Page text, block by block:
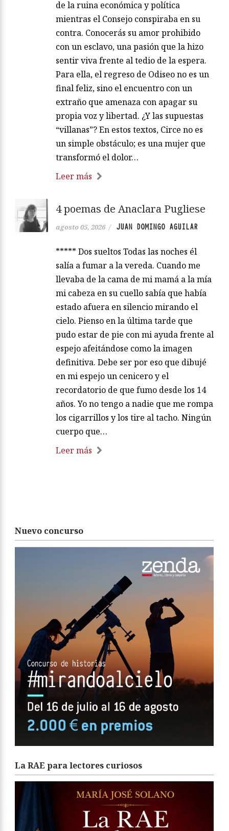
de la ruina económica y política
mientras el Consejo conspiraba en su
contra. Conocerás su amor prohibido
con un esclavo, una pasión que la hizo
sentir viva frente al tedio de la espera.
Para ella, el regreso de Odiseo no es un
final feliz, sino el encuentro con un
extraño que amenaza con apagar su
propia voz y libertad. ¿Y las supuestas
“villanas”? En estos textos, Circe no es
un simple obstáculo; es una mujer que
transformó el dolor…
Leer más
4 poemas de Anaclara Pugliese
agosto 05, 2026 / JUAN DOMINGO AGUILAR
***** Dos sueltos Todas las noches él
salía a fumar a la vereda. Cuando me
llevaba de la cama de mi mamá a la mía
mi cabeza en su cuello sabía que había
estado afuera en silencio mirando el
cielo. Pienso en la última tarde que
pudo estar de pie con mi ayuda frente al
espejo afeitándose como la imagen
definitiva. Debe ser por eso que dibujé
en mi espejo un cenicero y el
recordatorio de que fumo desde los 14
años. Yo no tengo a nadie que me rompa
los cigarrillos y los tire al tacho. Ningún
cuerpo que…
Leer más
Nuevo concurso
La RAE para lectores curiosos